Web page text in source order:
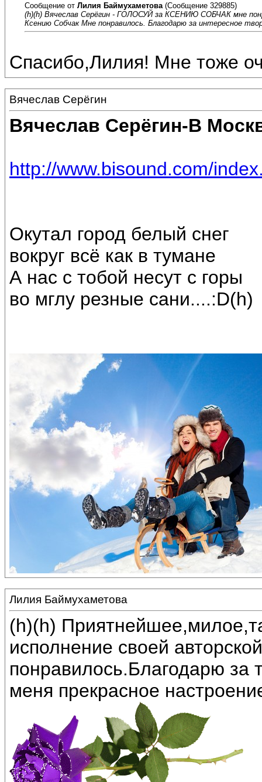
Сообщение от Лилия Баймухаметова (Сообщение 329885)
(h)(h) Вячеслав Серёгин - ГОЛОСУЙ за КСЕНИЮ СОБЧАК мне
Ксению Собчак Мне понравилось. Благодарю за интересное
Спасибо,Лилия! Мне тоже
Вячеслав Серёгин
Вячеслав Серёгин-В
http://www.bisound.com/
Окутал город белый снег
вокруг всё как в тумане
А нас с тобой несут с горы
во мглу резные сани....:D(h)
Лилия Баймухаметова
(h)(h)
исполнение своей
понравилось.Благодарю за
меня прекрасное